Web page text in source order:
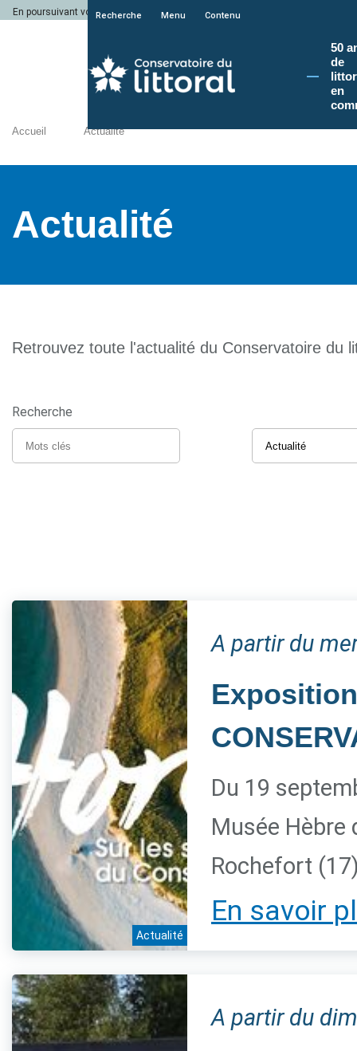
En poursuivant votre navigation sur le site du Conservatoire du littoral, vous
Recherche Menu Contenu
50
de
en
Accueil Actualité
Actualité
Retrouvez toute l'actualité du Conservatoire du
Recherche
Actualité
A partir du
Du 19
Musée Hèbre
Rochefort
En savoir
A partir du